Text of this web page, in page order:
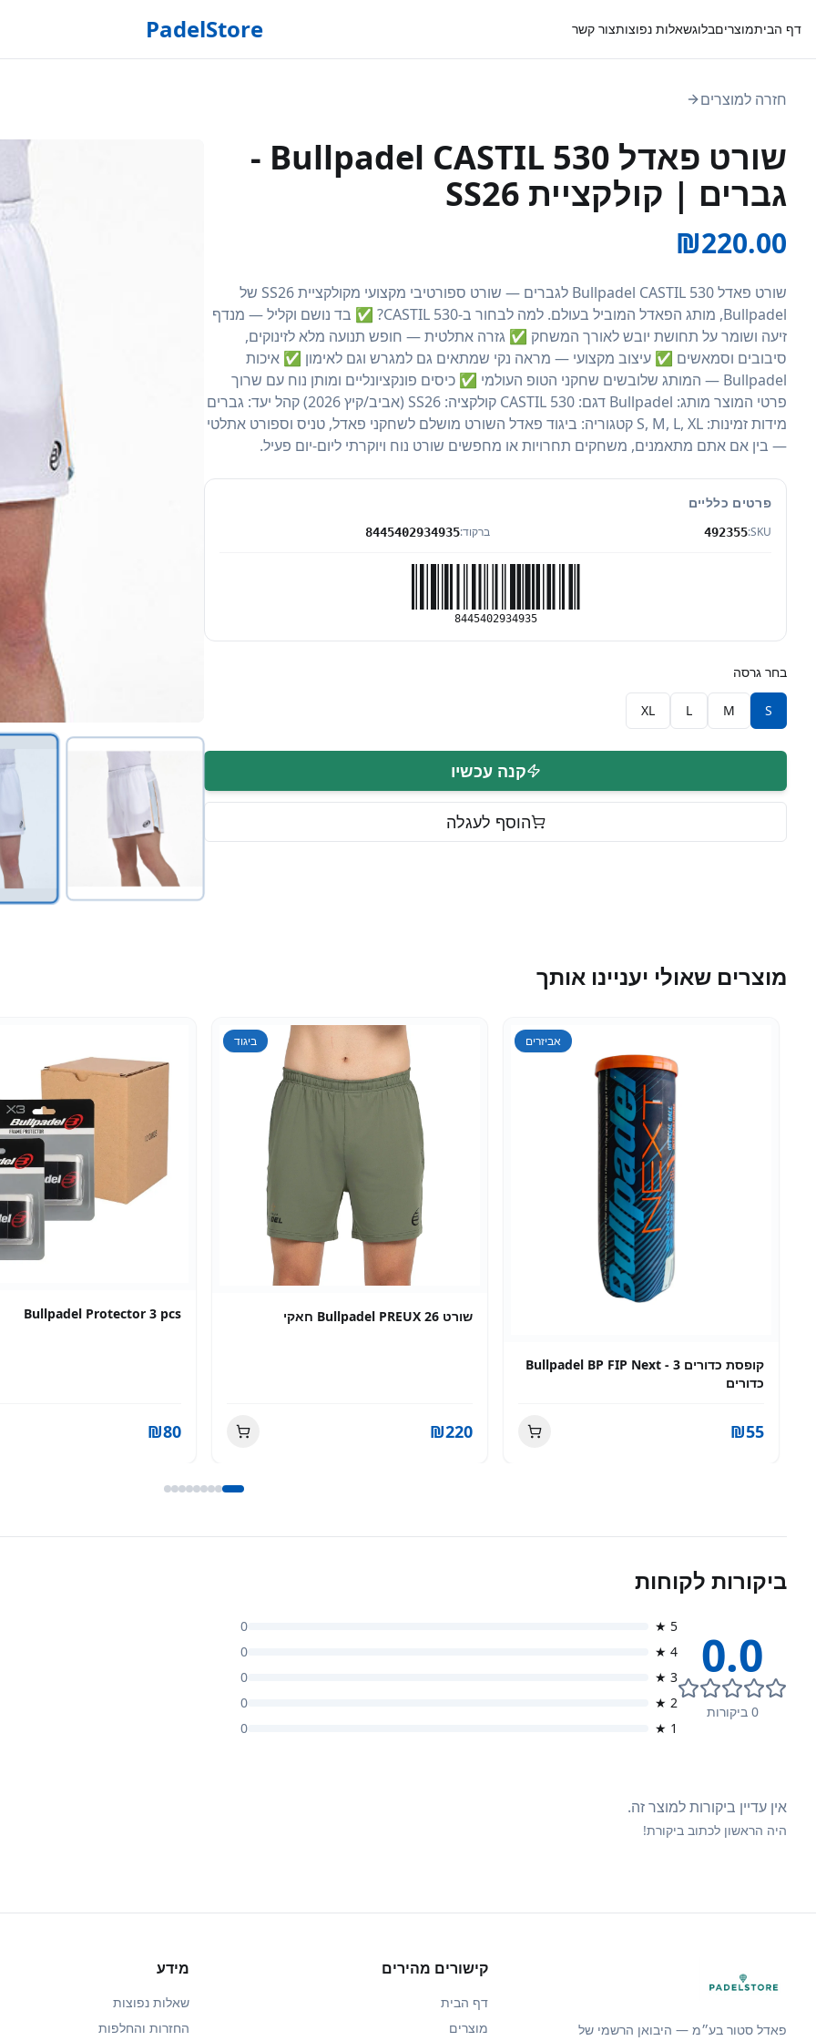
דף הביתמוצריםבלוגשאלות נפוצותצור קשר PadelStore
חזרה למוצרים
שורט פאדל Bullpadel CASTIL 530 -
גברים | קולקציית SS26
₪220.00
שורט פאדל Bullpadel CASTIL 530 לגברים — שורט ספורטיבי מקצועי מקולקציית SS26 של
Bullpadel, מותג הפאדל המוביל בעולם. למה לבחור ב-CASTIL 530? ✅ בד נושם וקליל — מנדף
זיעה ושומר על תחושת יובש לאורך המשחק ✅ גזרה אתלטית — חופש תנועה מלא לזינוקים,
סיבובים וסמאשים ✅ עיצוב מקצועי — מראה נקי שמתאים גם למגרש וגם לאימון ✅ איכות
Bullpadel — המותג שלובשים שחקני הטופ העולמי ✅ כיסים פונקציונליים ומותן נוח עם שרוך
פרטי המוצר מותג: Bullpadel דגם: CASTIL 530 קולקציה: SS26 (אביב/קיץ 2026) קהל יעד: גברים
מידות זמינות: S, M, L, XL קטגוריה: ביגוד פאדל השורט מושלם לשחקני פאדל, טניס וספורט אתלטי
— בין אם אתם מתאמנים, משחקים תחרויות או מחפשים שורט נוח ויוקרתי ליום-יום פעיל.
פרטים כלליים
SKU:
492355 ברקוד:8445402934935
8445402934935
בחר גרסה
S
M
L
XL
קנה עכשיו
הוסף לעגלה
מוצרים שאולי יעניינו אותך
ביגוד
₪220
אביזרים
Bullpadel Protector 3 pcs
₪80
₪280
ביקורות לקוחות
0.0
0 ביקורות
5
★
0
4
★
0
3
★
0
2
★
0
1
★
0
אין עדיין ביקורות למוצר זה.
היה הראשון לכתוב ביקורת!
פאדל סטור בע״מ — היבואן הרשמי של
קישורים מהירים
דף הבית
מוצרים
מידע
שאלות נפוצות
החזרות והחלפות